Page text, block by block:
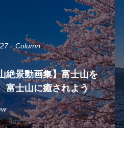
Column
絶景動画集】富士山を
富士山に癒されよう